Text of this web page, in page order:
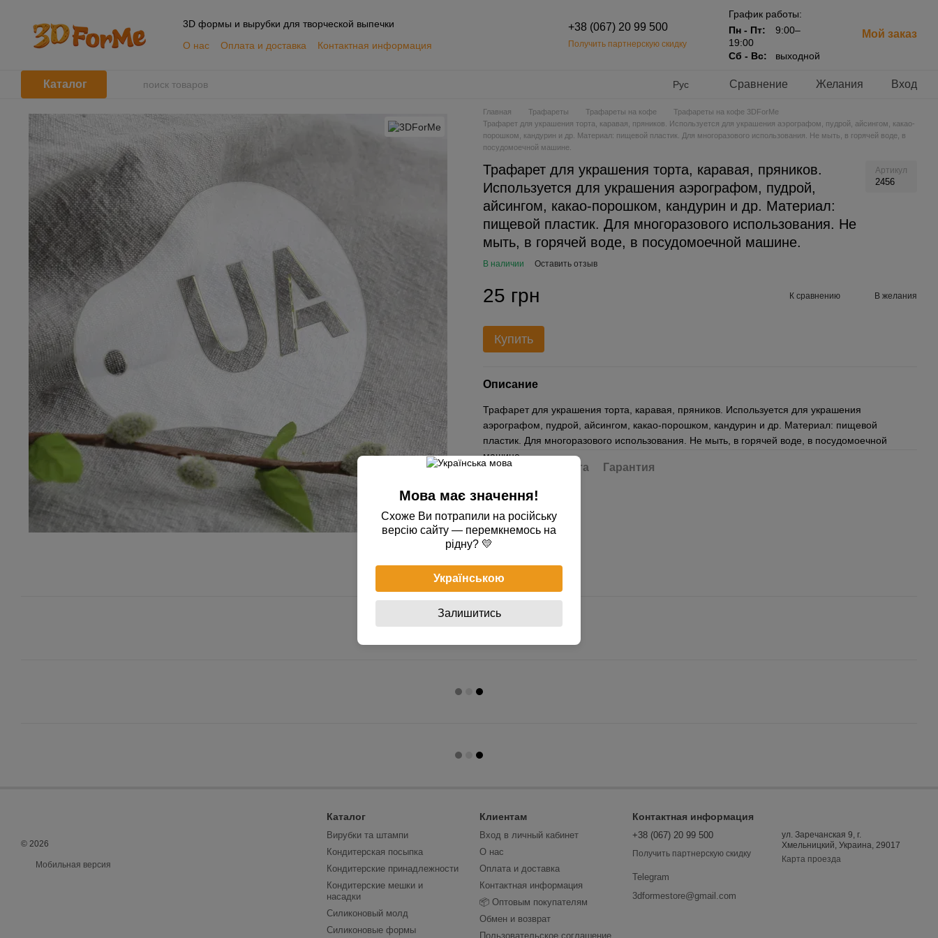
3D формы и вырубки для творческой выпечки
О нас
Оплата и доставка
Контактная информация
+38 (067) 20 99 500
Получить партнерскую скидку
График работы:
Пн - Пт:
9:00–
19:00
Сб - Вс:
выходной
Мой заказ
Каталог Рус Сравнение Желания Вход
Главная Трафареты Трафареты на кофе
Трафареты на кофе 3DForMe
Трафарет для украшения торта, каравая, пряников. Используется для украшения аэрографом, пудрой, айсингом, какао-
порошком, кандурин и др. Материал: пищевой пластик. Для многоразового использования. Не мыть, в горячей воде, в
посудомоечной машине.
Трафарет для украшения торта, каравая, пряников.
Используется для украшения аэрографом, пудрой,
айсингом, какао-порошком, кандурин и др. Материал:
пищевой пластик. Для многоразового использования. Не
мыть, в горячей воде, в посудомоечной машине.
Артикул
2456
В наличии Оставить отзыв
25 грн К сравнению В желания
Купить
Описание
Трафарет для украшения торта, каравая, пряников. Используется для украшения
аэрографом, пудрой, айсингом, какао-порошком, кандурин и др. Материал: пищевой
пластик. Для многоразового использования. Не мыть, в горячей воде, в посудомоечной
машине.
Доставка Оплата Гарантия
© 2026
Мобильная версия
Каталог
Вирубки та штампи
Кондитерская посыпка
Кондитерские принадлежности
Кондитерские мешки и
насадки
Силиконовый молд
Силиконовые формы
Клиентам
Вход в личный кабинет
О нас
Оплата и доставка
Контактная информация
📦 Оптовым покупателям
Обмен и возврат
Пользовательское соглашение
Контактная информация
+38 (067) 20 99 500
Получить партнерскую скидку
Telegram
3dformestore@gmail.com
ул. Заречанская 9, г.
Хмельницкий, Украина, 29017
Карта проезда
Мова має значення!
Схоже Ви потрапили на російську
версію сайту — перемкнемось на
рідну? 💛
Українською
Залишитись